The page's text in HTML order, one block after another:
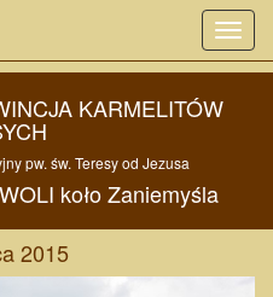
KARMELITÓW
pw. św. Teresy od Jezusa
kołoZaniemyśla
2015